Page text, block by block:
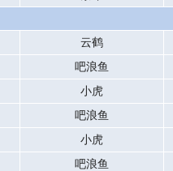
云鹤
吧浪鱼
小虎
吧浪鱼
小虎
吧浪鱼